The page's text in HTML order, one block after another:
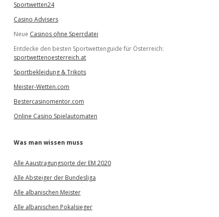
Sportwetten24
Casino Advisers
Neue Casinos ohne Sperrdatei
Entdecke den besten Sportwettenguide für Österreich:
sportwettenoesterreich.at
Sportbekleidung & Trikots
Meister-Wetten.com
Bestercasinomentor.com
Online Casino Spielautomaten
Was man wissen muss
Alle Aaustragungsorte der EM 2020
Alle Absteiger der Bundesliga
Alle albanischen Meister
Alle albanischen Pokalsieger